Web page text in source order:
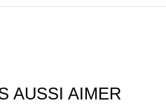
AUSSI AIMER